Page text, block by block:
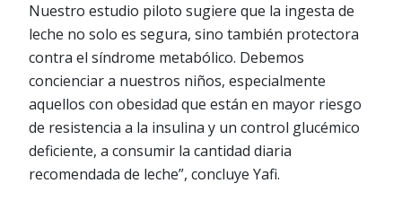
Nuestro estudio piloto sugiere que la ingesta de
leche no solo es segura, sino también protectora
contra el síndrome metabólico. Debemos
concienciar a nuestros niños, especialmente
aquellos con obesidad que están en mayor riesgo
de resistencia a la insulina y un control glucémico
deficiente, a consumir la cantidad diaria
recomendada de leche”, concluye Yafi.